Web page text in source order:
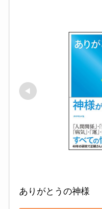
ありがとうの神様